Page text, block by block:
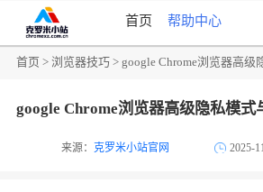
首页 帮助中心
首页 >浏览器技巧 > google Chrome浏览器高级隐
来源：克罗米小站官网 2025-